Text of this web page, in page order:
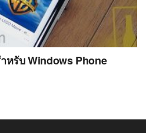
หรับ Windows Phone